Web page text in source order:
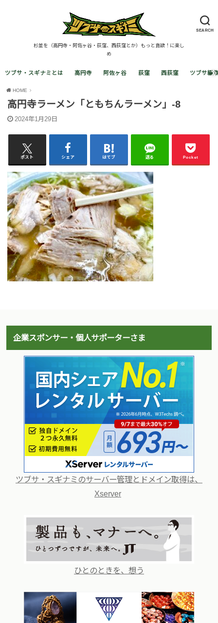
SEARCH
杉並を（高円寺・阿佐ヶ谷・荻窪、西荻窪とか）もっと貪欲！に楽し
め
ツブサ・スギナミとは 高円寺 阿佐ヶ谷 荻窪 西荻窪 ツブサ編
HOME
高円寺ラーメン「ともちんラーメン」-8
2024年1月29日
ポスト シェア はてブ 送る Pocket
企業スポンサー・個人サポーターさま
ツブサ・スギナミのサーバー管理とドメイン取得は、
Xserver
ひとのときを、想う